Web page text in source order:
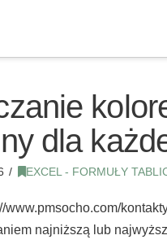
dla
EXCEL - FORMUŁY
www.pmsocho.com/
najniższą lub